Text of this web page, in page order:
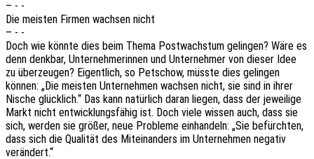
– - -
Die meis­ten Firmen wach­sen nicht
– - -
Doch wie könnte dies beim Thema Post­wachs­tum gelin­gen? Wäre es
denn denk­bar, Unter­neh­me­rin­nen und Unter­neh­mer von dieser Idee
zu über­zeu­gen? Eigent­lich, so Petschow, müsste dies gelin­gen
können: „Die meis­ten Unter­neh­men wach­sen nicht, sie sind in ihrer
Nische glück­lich.“ Das kann natür­lich daran liegen, dass der jewei­li­ge
Markt nicht entwick­lungs­fä­hig ist. Doch viele wissen auch, dass sie
sich, werden sie größer, neue Proble­me einhan­deln: „Sie befürch­ten,
dass sich die Quali­tät des Mitein­an­ders im Unter­neh­men nega­tiv
verändert.“